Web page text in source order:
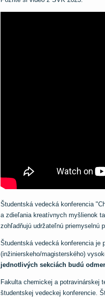
Študentská vedecká konferencia
a zdieľania kreatívnych myšlienok
zohľadňujú udržateľnú priemyselnú
Študentská vedecká konferencia je
(inžinierskeho/magisterského)
jednotlivých sekciách budú
Fakulta chemickej a potravinárskej
študentskej vedeckej konferencie.